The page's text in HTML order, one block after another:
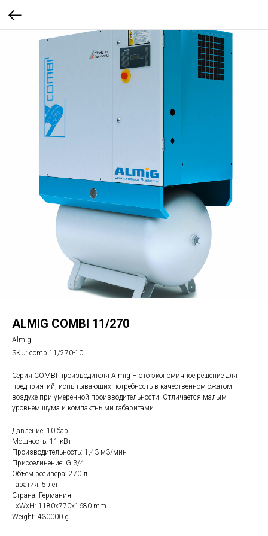
ALMIG COMBI 11/270
Almig
SKU: combi11/270-10
Серия COMBI производителя Almig – это экономичное решение для
предприятий, испытывающих потребность в качественном сжатом
воздухе при умеренной производительности. Отличается малым
уровнем шума и компактными габаритами.
Давление: 10 бар
Мощность: 11 кВт
Производительность: 1,43 м3/мин
Присоединение: G 3/4
Объем ресивера: 270 л
Гаратия: 5 лет
Страна: Германия
LxWxH: 1180x770x1680 mm
Weight: 430000 g